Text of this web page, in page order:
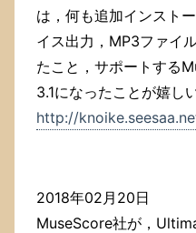
は，何も追加インスト
イス出力，MP3ファイ
たこと，サポートする
3.1になったことが嬉し
http://
2018年02月20日
MuseScore社が，